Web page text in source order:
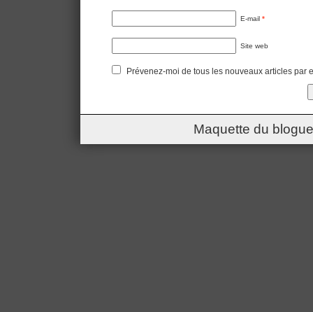
E-mail *
Site web
Prévenez-moi de tous les nouveaux articles par
Maquette du